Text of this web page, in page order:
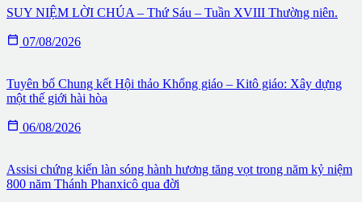
SUY NIỆM LỜI CHÚA – Thứ Sáu – Tuần XVIII Thường niên.
 07/08/2026
Tuyên bố Chung kết Hội thảo Khổng giáo – Kitô giáo: Xây dựng
một thế giới hài hòa
 06/08/2026
Assisi chứng kiến làn sóng hành hương tăng vọt trong năm kỷ niệm
800 năm Thánh Phanxicô qua đời